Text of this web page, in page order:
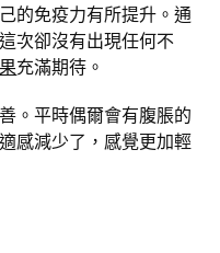
的免疫力有所提升。通
次卻沒有出現任何不
充滿期待。
。平時偶爾會有腹脹的
感減少了，感覺更加輕